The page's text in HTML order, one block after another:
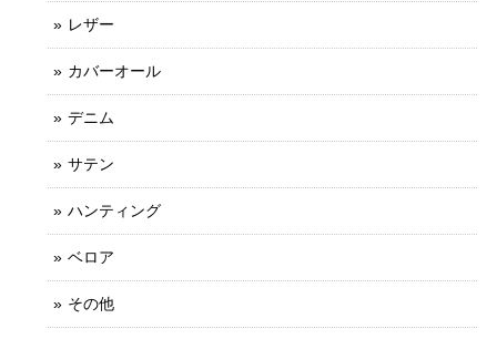
レザー
カバーオール
デニム
サテン
ハンティング
ベロア
その他